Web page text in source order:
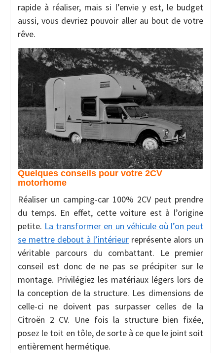
rapide à réaliser, mais si l’envie y est, le budget
aussi, vous devriez pouvoir aller au bout de votre
rêve.
Quelques conseils pour votre 2CV
motorhome
Réaliser un camping-car 100% 2CV peut prendre
du temps. En effet, cette voiture est à l’origine
petite. La transformer en un véhicule où l’on peut
se mettre debout à l’intérieur représente alors un
véritable parcours du combattant. Le premier
conseil est donc de ne pas se précipiter sur le
montage. Privilégiez les matériaux légers lors de
la conception de la structure. Les dimensions de
celle-ci ne doivent pas surpasser celles de la
Citroën 2 CV. Une fois la structure bien fixée,
posez le toit en tôle, de sorte à ce que le joint soit
entièrement hermétique.